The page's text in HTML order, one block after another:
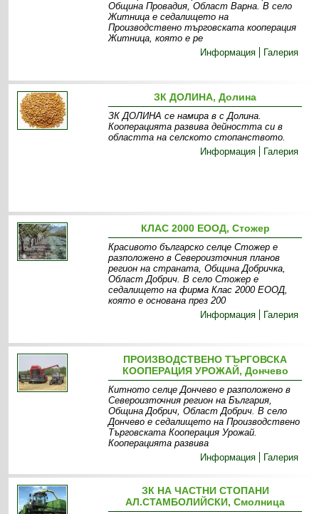
Oбщина Провадия, Oбласт Варна. В село
Житница е седалището на
Производствено търговската кооперация
Житница, която е ре
Информация
Галерия
ЗК ДОЛИНА, Долина
ЗК ДОЛИНА се намира в с Долина.
Кооперацията развива дейността си в
областта на селското стопанството.
Информация
Галерия
КЛАС 2000 ЕООД, Стожер
Красивото българско селце Стожер е
разположено в Североизточния планов
регион на страната, Община Добричка,
Област Добрич. В село Стожер е
седалището на фирма Клас 2000 ЕООД,
която е основана през 200
Информация
Галерия
ПРОИЗВОДСТВЕНО ТЪРГОВСКА
КООПЕРАЦИЯ УРОЖАЙ, Дончево
Китното селце Дончево е разположено в
Североизточния регион на България,
Община Добрич, Област Добрич. В село
Дончево е седалището на Производствено
Търговската Кооперация Урожай.
Кооперацията развива
Информация
Галерия
ЗК НА ЧАСТНИ СТОПАНИ
АЛ.СТАМБОЛИЙСКИ, Смолница